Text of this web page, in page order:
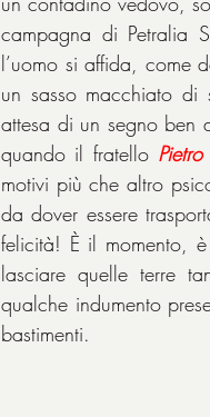
campagna di Petralia
l’uomo si affida, come
un sasso macchiato
attesa di un segno ben
quando il fratello Pietro
motivi più che altro
da dover essere
felicità! È il momento,
lasciare quelle terre
qualche indumento
bastimenti.